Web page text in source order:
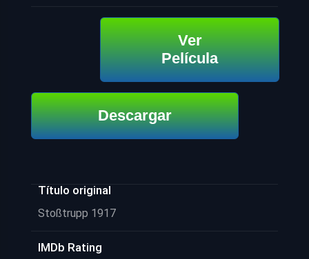
Ver
Película
Descargar
Título original
Stoßtrupp 1917
IMDb Rating